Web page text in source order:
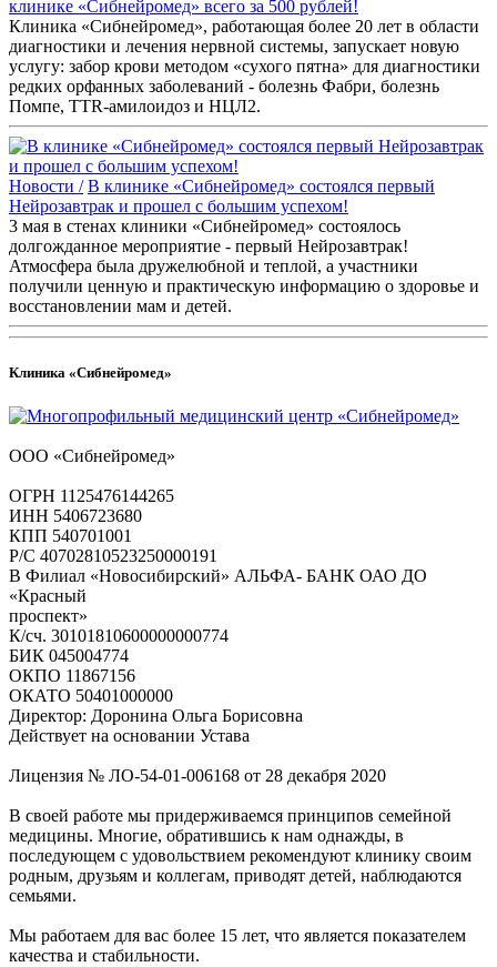
клинике «Сибнейромед» всего за 500 рублей!
Клиника «Сибнейромед», работающая более 20 лет в области
диагностики и лечения нервной системы, запускает новую
услугу: забор крови методом «сухого пятна» для диагностики
редких орфанных заболеваний - болезнь Фабри, болезнь
Помпе, TTR-амилоидоз и НЦЛ2.
Новости / В клинике «Сибнейромед» состоялся первый
Нейрозавтрак и прошел с большим успехом!
3 мая в стенах клиники «Сибнейромед» состоялось
долгожданное мероприятие - первый Нейрозавтрак!
Атмосфера была дружелюбной и теплой, а участники
получили ценную и практическую информацию о здоровье и
восстановлении мам и детей.
Клиника «Сибнейромед»
ООО «Сибнейромед»
ОГРН 1125476144265
ИНН 5406723680
КПП 540701001
Р/С 40702810523250000191
В Филиал «Новосибирский» АЛЬФА- БАНК ОАО ДО
«Красный
проспект»
К/сч. 30101810600000000774
БИК 045004774
ОКПО 11867156
ОКАТО 50401000000
Директор: Доронина Ольга Борисовна
Действует на основании Устава
Лицензия № ЛО-54-01-006168 от 28 декабря 2020
В своей работе мы придерживаемся принципов семейной
медицины. Многие, обратившись к нам однажды, в
последующем с удовольствием рекомендуют клинику своим
родным, друзьям и коллегам, приводят детей, наблюдаются
семьями.
Мы работаем для вас более 15 лет, что является показателем
качества и стабильности.